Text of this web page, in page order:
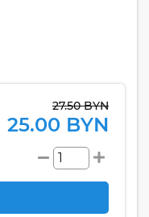
27.50 BYN
25.00 BYN